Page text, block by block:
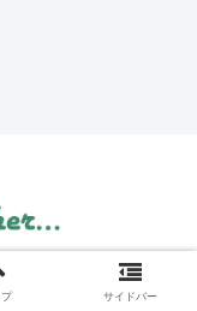
プ サイドバー